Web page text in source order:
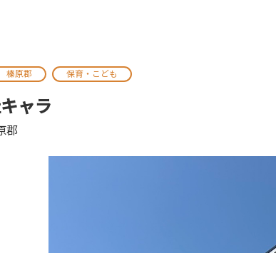
榛原郡 保育・こども
ャラ
郡